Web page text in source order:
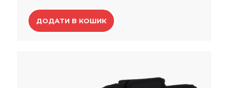
ДОДАТИ В КОШИК